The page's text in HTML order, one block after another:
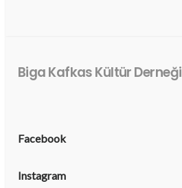
Biga Kafkas Kültür Derneği
Facebook
Instagram